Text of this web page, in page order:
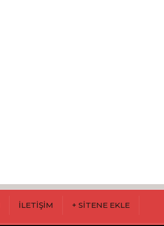
İLETİŞİM + SİTENE EKLE